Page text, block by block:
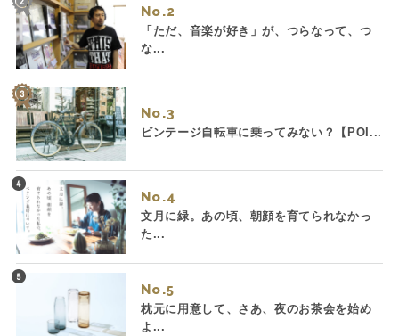
No.
「ただ、音楽が好き」が、つらなって、つ
な...
No.
ビンテージ自転車に乗ってみない？【POI...
No.
文月に緑。あの頃、朝顔を育てられなかっ
た...
No.
枕元に用意して、さあ、夜のお茶会を始め
よ...